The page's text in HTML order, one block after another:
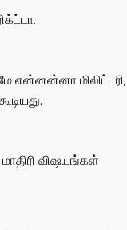
என்னன்னா மிலிட்டரி,
விஷயங்கள்